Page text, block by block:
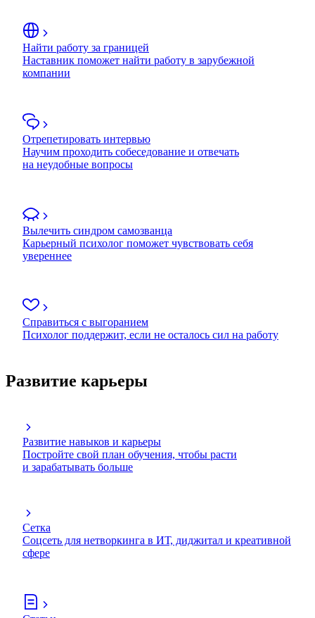
Найти работу за границей
Наставник поможет найти работу в зарубежной
компании
Отрепетировать интервью
Научим проходить собеседование и отвечать
на неудобные вопросы
Вылечить синдром самозванца
Карьерный психолог поможет чувствовать себя
увереннее
Справиться с выгоранием
Психолог поддержит, если не осталось сил на работу
Развитие карьеры
Развитие навыков и карьеры
Постройте свой план обучения, чтобы расти
и зарабатывать больше
Сетка
Соцсеть для нетворкинга в ИТ, диджитал и креативной
сфере